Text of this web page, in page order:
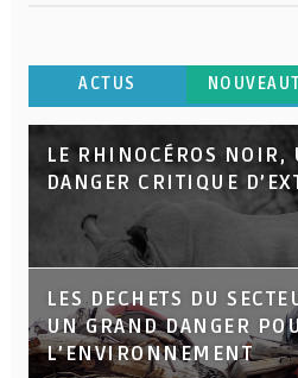
ACTUS
LE RHINOCÉROS NOIR,
DANGER CRITIQUE
LES DECHETS DU
UN GRAND DANGER
L’ENVIRONNEMENT